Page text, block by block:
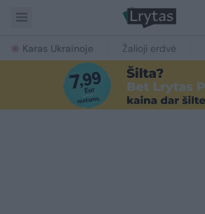
Karas Ukrainoje Žalioji erdvė